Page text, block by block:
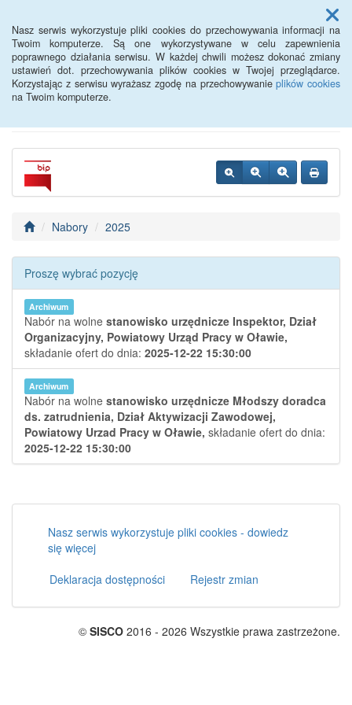
Nasz serwis wykorzystuje pliki cookies do przechowywania informacji na
Twoim komputerze. Są one wykorzystywane w celu zapewnienia
poprawnego działania serwisu. W każdej chwili możesz dokonać zmiany
ustawień dot. przechowywania plików cookies w Twojej przeglądarce.
Korzystając z serwisu wyrażasz zgodę na przechowywanieplików cookies
na Twoim komputerze.
Menu
Powiatowy Urząd Pracy w
Oławie
Nabory 2025
Proszę wybrać pozycję
Archiwum
Nabór na wolne stanowisko urzędnicze Inspektor, Dział
Organizacyjny, Powiatowy Urząd Pracy w Oławie,
składanie ofert do dnia: 2025-12-22 15:30:00
Archiwum
Nabór na wolne stanowisko urzędnicze Młodszy doradca
ds. zatrudnienia, Dział Aktywizacji Zawodowej,
Powiatowy Urzad Pracy w Oławie, składanie ofert do dnia:
2025-12-22 15:30:00
Nasz serwis wykorzystuje pliki cookies - dowiedz
się więcej
Deklaracja dostępności
Rejestr zmian
© SISCO 2016 - 2026 Wszystkie prawa zastrzeżone.